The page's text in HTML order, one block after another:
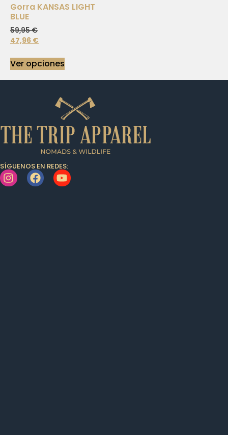
Gorra KANSAS LIGHT
BLUE
59,95€
47,96 €
Ver opciones
SÍGUENOS EN REDES: